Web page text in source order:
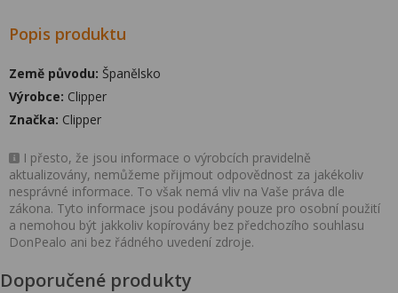
Popis produktu
Země původu: Španělsko
Výrobce: Clipper
Značka: Clipper
I přesto, že jsou informace o výrobcích pravidelně
aktualizovány, nemůžeme přijmout odpovědnost za jakékoliv
nesprávné informace. To však nemá vliv na Vaše práva dle
zákona. Tyto informace jsou podávány pouze pro osobní použití
a nemohou být jakkoliv kopírovány bez předchozího souhlasu
DonPealo ani bez řádného uvedení zdroje.
Doporučené produkty